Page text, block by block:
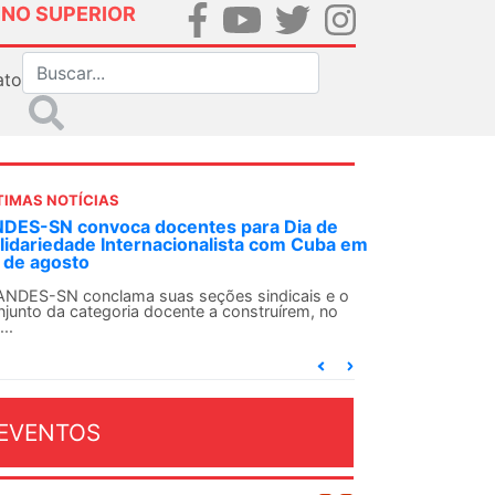
SUPERIOR
NOTÍCIAS
decisão inédita, Justiça Federal condena
agente da ditadura por estupro
uma decisão considerada histórica, a 2ª Vara
Criminal do Rio de Janeiro condenou o...
2026